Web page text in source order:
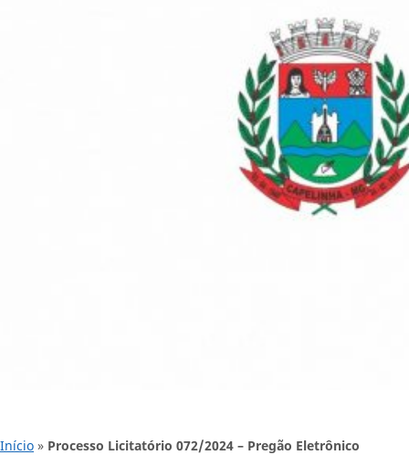
Início » Processo Licitatório 072/2024 – Pregão Eletrônico